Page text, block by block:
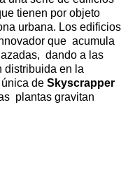
tienen por objeto
urbana. Los edificios
que acumula
dando a las
distribuida en la
de Skyscrapper
plantas gravitan